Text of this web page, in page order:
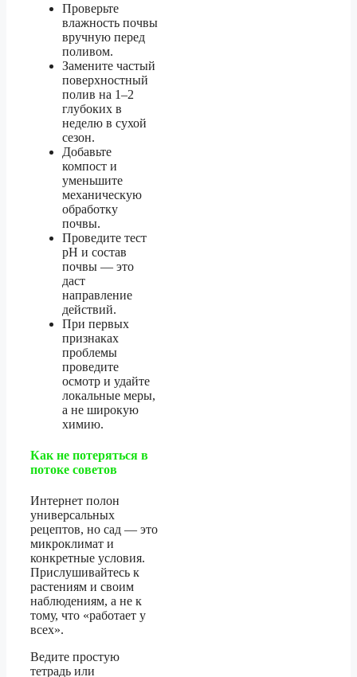
Проверьте
влажность почвы
вручную перед
поливом.
Замените частый
поверхностный
полив на 1–2
глубоких в
неделю в сухой
сезон.
Добавьте
компост и
уменьшите
механическую
обработку
почвы.
Проведите тест
pH и состав
почвы — это
даст
направление
действий.
При первых
признаках
проблемы
проведите
осмотр и удайте
локальные меры,
а не широкую
химию.
Как не потеряться в
потоке советов
Интернет полон
универсальных
рецептов, но сад — это
микроклимат и
конкретные условия.
Прислушивайтесь к
растениям и своим
наблюдениям, а не к
тому, что «работает у
всех».
Ведите простую
тетрадь или